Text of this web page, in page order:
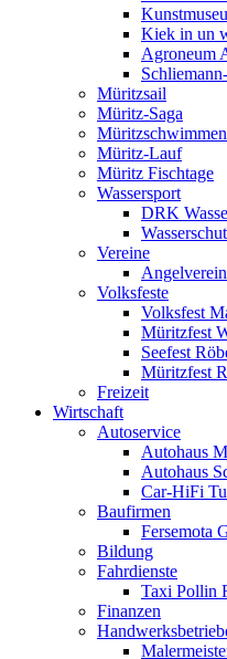
Kiek in un
Agroneum
Müritzsail
Müritz-Saga
Müritzschwimmen
Müritz-Lauf
Müritz Fischtage
Wassersport
DRK
Vereine
Volksfeste
Volksfest
Müritzfest
Seefest
Müritzfest
Freizeit
Wirtschaft
Autoservice
Autohaus
Autohaus
Car-HiFi
Baufirmen
Fersemota
Bildung
Fahrdienste
Taxi Pollin
Finanzen